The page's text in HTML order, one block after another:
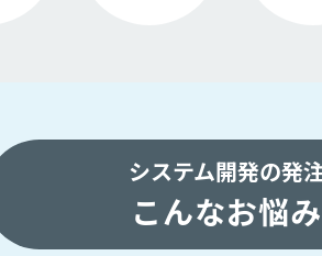
システム開発の発
こんなお悩